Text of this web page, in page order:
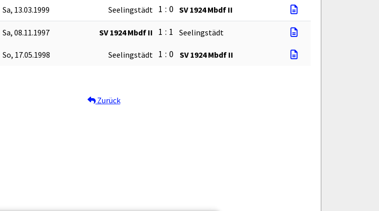
Sa, 13.03.1999 Seelingstädt 1 : 0 SV 1924 Mbdf II
Sa, 08.11.1997 SV 1924 Mbdf II 1 : 1 Seelingstädt
So, 17.05.1998 Seelingstädt 1 : 0 SV 1924 Mbdf II
Zurück